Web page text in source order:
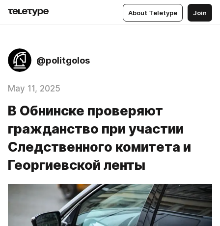
About Teletype Join
@politgolos
May 11, 2025
В Обнинске проверяют
гражданство при участии
Следственного комитета и
Георгиевской ленты